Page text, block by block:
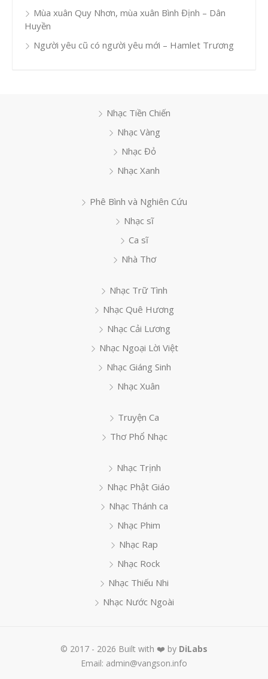
Mùa xuân Quy Nhơn, mùa xuân Bình Định – Dân
Huyền
Người yêu cũ có người yêu mới – Hamlet Trương
Nhạc Tiền Chiến
Nhạc Vàng
Nhạc Đỏ
Nhạc Xanh
Phê Bình và Nghiên Cứu
Nhạc sĩ
Ca sĩ
Nhà Thơ
Nhạc Trữ Tình
Nhạc Quê Hương
Nhạc Cải Lương
Nhạc Ngoại Lời Việt
Nhạc Giáng Sinh
Nhạc Xuân
Truyện Ca
Thơ Phổ Nhạc
Nhạc Trịnh
Nhạc Phật Giáo
Nhạc Thánh ca
Nhạc Phim
Nhạc Rap
Nhạc Rock
Nhạc Thiếu Nhi
Nhạc Nước Ngoài
© 2017 - 2026 Built with ❤️ by DiLabs
Email: admin@vangson.info